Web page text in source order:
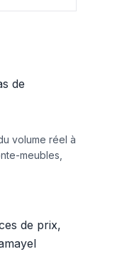
de
volume réel à
meubles,
de prix,